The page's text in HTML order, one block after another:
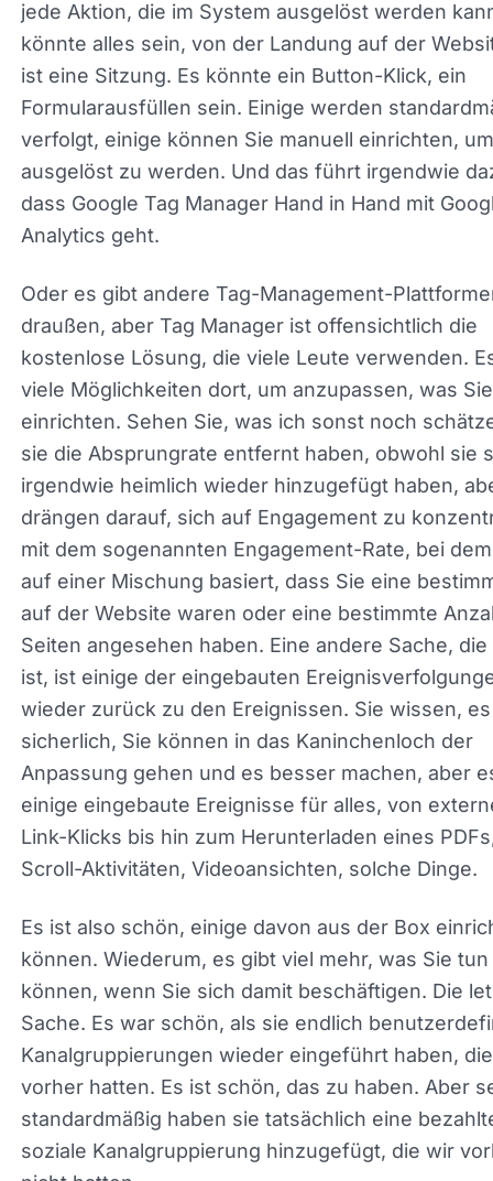
könnte alles sein, von der Landung auf der
ist eine Sitzung. Es könnte ein Button-Klick, ein
Formularausfüllen sein. Einige werden
verfolgt, einige können Sie manuell einrichten,
ausgelöst zu werden. Und das führt irgendwie
dass Google Tag Manager Hand in Hand mit
Analytics geht.
draußen, aber Tag Manager ist offensichtlich die
kostenlose Lösung, die viele Leute verwenden.
viele Möglichkeiten dort, um anzupassen, was Sie
einrichten. Sehen Sie, was ich sonst noch
sie die Absprungrate entfernt haben, obwohl sie
irgendwie heimlich wieder hinzugefügt haben,
drängen darauf, sich auf Engagement zu
mit dem sogenannten Engagement-Rate, bei
auf einer Mischung basiert, dass Sie eine
Zeit auf der Website waren oder eine bestimmte
von Seiten angesehen haben. Eine andere
cool ist, ist einige der eingebauten
Ereignisverfolgungen, wieder zurück zu den
Ereignissen. Sie wissen, es gibt sicherlich, Sie
in das Kaninchenloch der Anpassung gehen und
besser machen, aber es gibt einige eingebaute
Ereignisse für alles, von externen Link-Klicks bis
zum Herunterladen eines PDFs, Scroll-Aktivitäten,
Videoansichten, solche Dinge.
Es ist also schön, einige davon aus der Box
zu können. Wiederum, es gibt viel mehr, was Sie
können, wenn Sie sich damit beschäftigen. Die
Sache. Es war schön, als sie endlich
Kanalgruppierungen wieder eingeführt haben,
vorher hatten. Es ist schön, das zu haben. Aber
standardmäßig haben sie tatsächlich eine
soziale Kanalgruppierung hinzugefügt, die wir